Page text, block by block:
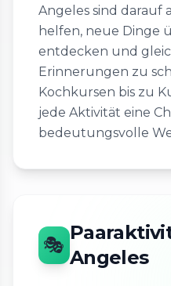
Angeles sind darauf
helfen, neue Dinge
entdecken und
Erinnerungen zu
Kochkursen bis zu
jede Aktivität eine
bedeutungsvolle
🎭
Angeles